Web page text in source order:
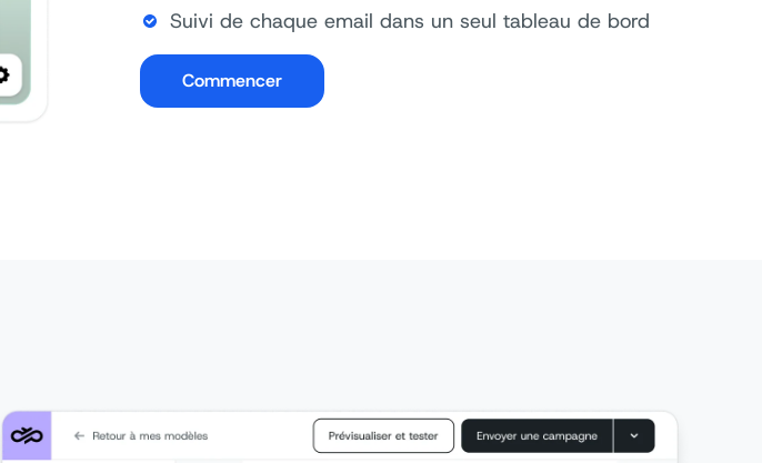
Suivi de chaque email dans un seul tableau de bord
Commencer